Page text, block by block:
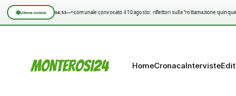
Ultime notizie 04:53—°
Consiglio comunale convocato il 10 agosto: riflettori sulla “rottamazione quinquies”
HomeCronacaInterviste